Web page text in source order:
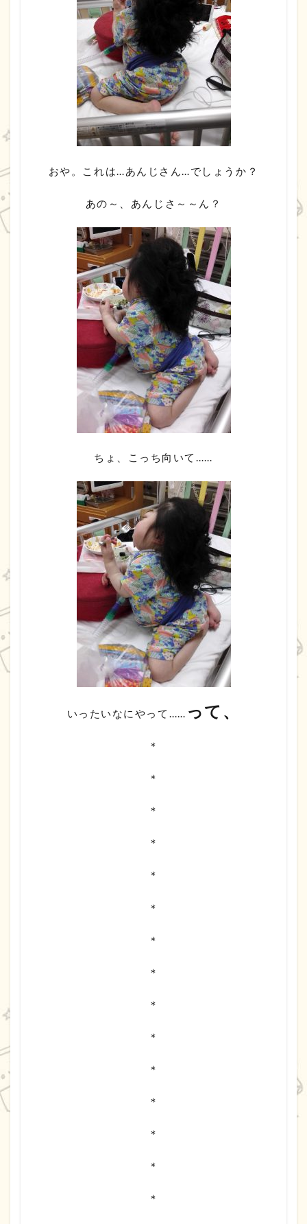
おや。これは…あんじさん…でしょうか？
あの～、あんじさ～～ん？
ちょ、こっち向いて……
いったいなにやって…… って、
＊
＊
＊
＊
＊
＊
＊
＊
＊
＊
＊
＊
＊
＊
＊